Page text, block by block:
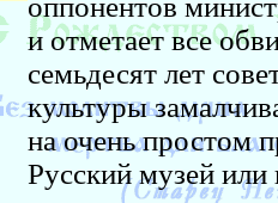
оппонентов
и отметает все
семьдесят лет
культуры
на очень простом
Русский музей или